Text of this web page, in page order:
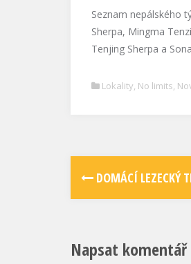
Seznam nepálského
Sherpa, Mingma
Tenjing Sherpa a
Lokality, No limits,
DOMÁCÍ LEZECKÝ
Napsat komentář